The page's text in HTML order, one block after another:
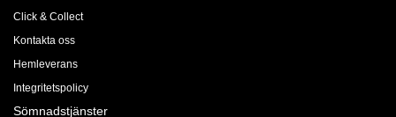
Click & Collect
Kontakta oss
Hemleverans
Integritetspolicy
Sömnadstjänster